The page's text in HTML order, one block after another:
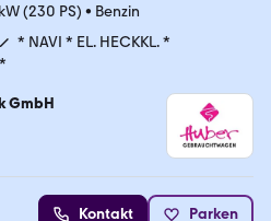
(230 PS) • Benzin
* NAVI * EL. HECKKL. *
GmbH
Kontakt Parken